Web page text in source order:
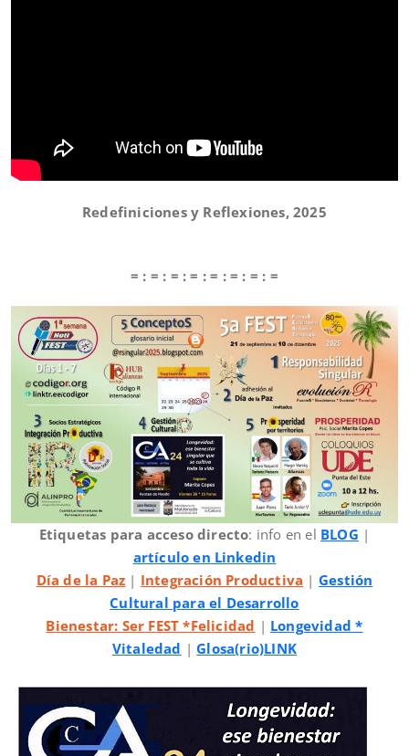
Redefiniciones y Reflexiones, 2025
= : = : = : = : = : = : = : =
Etiquetas para acceso directo: info en el BLOG |
artículo en Linkedin
Día de la Paz | Integración Productiva | Gestión
Cultural para el Desarrollo
Bienestar: Ser FEST *Felicidad | Longevidad *
Vitaledad |Glosa(rio)LINK